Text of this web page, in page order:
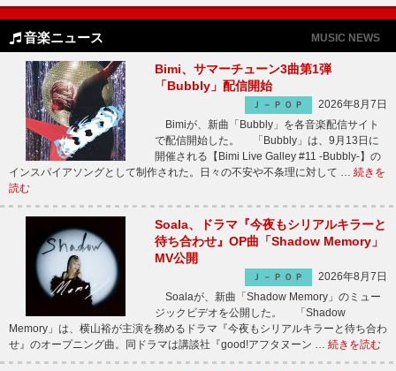
音楽ニュース MUSIC NEWS
Bimi、サマーチューン3曲第1弾
「Bubbly」配信開始
Ｊ－ＰＯＰ
2026年8月7日
Bimiが、新曲「Bubbly」を各音楽配信サイト
で配信開始した。 「Bubbly」は、9月13日に
開催される【Bimi Live Galley #11 -Bubbly-】の
インスパイアソングとして制作された。日々の不安や不条理に対して … 続きを
読む
Soala、ドラマ『今夜もシリアルキラーと
待ち合わせ』OP曲「Shadow Memory」
MV公開
Ｊ－ＰＯＰ
2026年8月7日
Soalaが、新曲「Shadow Memory」のミュー
ジックビデオを公開した。 「Shadow
Memory」は、横山裕が主演を務めるドラマ『今夜もシリアルキラーと待ち合わ
せ』のオープニング曲。同ドラマは講談社『good!アフタヌーン … 続きを読む